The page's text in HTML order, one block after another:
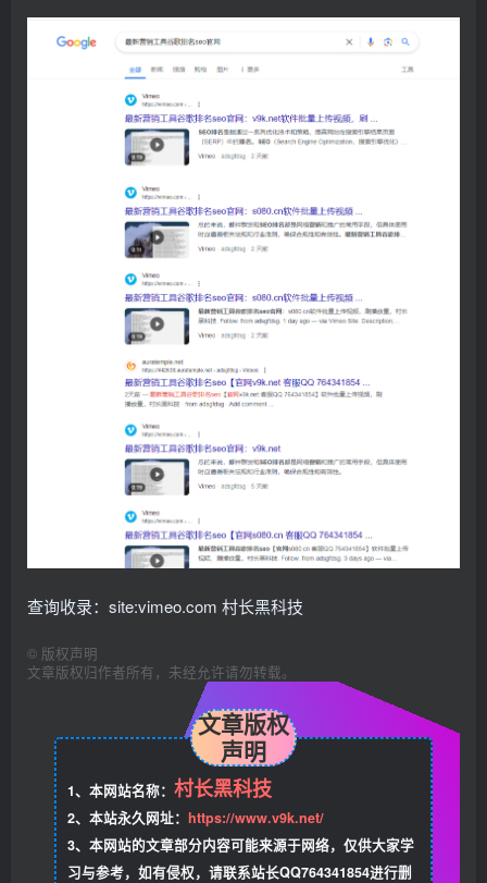
查询收录：site:vimeo.com 村长黑科技
© 版权声明
文章版权归作者所有，未经允许请勿转载。
文章版权
声明
1、本网站名称： 村长黑科技
2、本站永久网址： https://www.v9k.net/
3、本网站的文章部分内容可能来源于网络，仅供大家学
习与参考，如有侵权，请联系站长QQ764341854进行删